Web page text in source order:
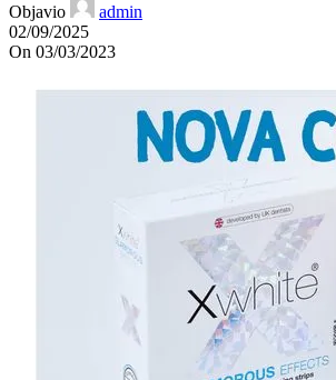
Objavio
admin
02/09/2025
On 03/03/2023